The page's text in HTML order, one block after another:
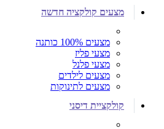
מצעים קולקציה חדשה
מצעים 100% כותנה
מצעי פליז
מצעי פלנל
מצעים לילדים
מצעים לתינוקות
קולקציית דיסני